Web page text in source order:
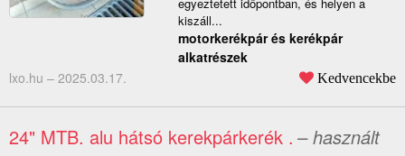
egyeztetett időpontban, és helyen a
kiszáll...
motorkerékpár és kerékpár
alkatrészek
lxo.hu – 2025.03.17. Kedvencekbe
24" MTB. alu hátsó kerekpárkerék . – használt